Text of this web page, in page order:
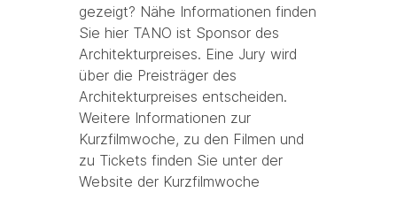
gezeigt? Nähe Informationen finden
Sie hier TANO ist Sponsor des
Architekturpreises. Eine Jury wird
über die Preisträger des
Architekturpreises entscheiden.
Weitere Informationen zur
Kurzfilmwoche, zu den Filmen und
zu Tickets finden Sie unter der
Website der Kurzfilmwoche